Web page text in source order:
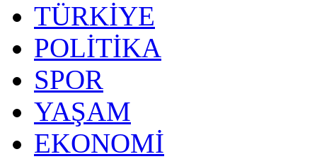
TÜRKİYE
POLİTİKA
SPOR
YAŞAM
EKONOMİ